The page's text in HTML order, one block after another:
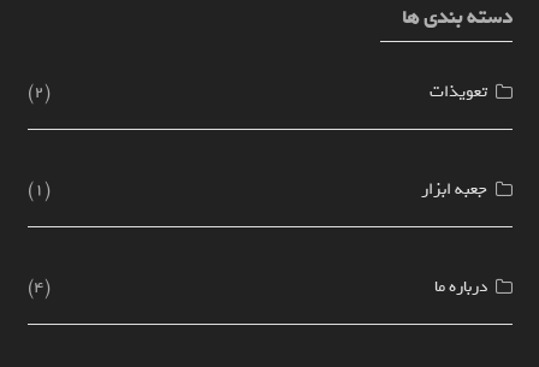
دسته بندی ها
تعویذات (2)
جعبه ابزار (1)
درباره ما (4)